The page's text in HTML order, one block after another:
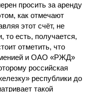
просить за аренду
как отмечают
этот счёт, не
то есть, получается,
отметить, что
и ОАО «РЖД»
российская
республики до
такой